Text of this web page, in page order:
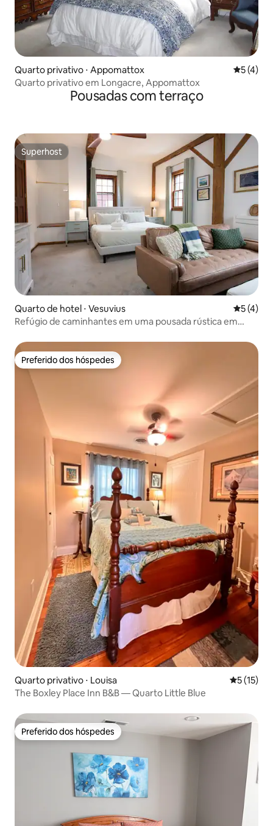
Quarto privativo ⋅ Appomattox 5 de
5 (4)
Quarto privativo em Longacre, Appomattox
Pousadas com terraço
Superhost
Superhost
Quarto de hotel ⋅ Vesuvius 5 de
5 (4)
Refúgio de caminhantes em uma pousada rústica em
Preferido dos hóspedes
Preferido dos hóspedes
Quarto privativo ⋅ Louisa 5 de uma
5 (15)
The Boxley Place Inn B&B — Quarto Little Blue
Preferido dos hóspedes
Preferido dos hóspedes